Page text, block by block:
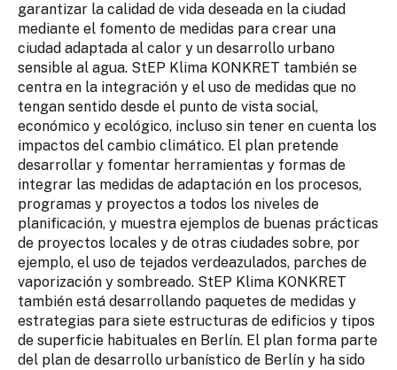
garantizar la calidad de vida deseada en la ciudad
mediante el fomento de medidas para crear una
ciudad adaptada al calor y un desarrollo urbano
sensible al agua. StEP Klima KONKRET también se
centra en la integración y el uso de medidas que no
tengan sentido desde el punto de vista social,
económico y ecológico, incluso sin tener en cuenta los
impactos del cambio climático. El plan pretende
desarrollar y fomentar herramientas y formas de
integrar las medidas de adaptación en los procesos,
programas y proyectos a todos los niveles de
planificación, y muestra ejemplos de buenas prácticas
de proyectos locales y de otras ciudades sobre, por
ejemplo, el uso de tejados verdeazulados, parches de
vaporización y sombreado. StEP Klima KONKRET
también está desarrollando paquetes de medidas y
estrategias para siete estructuras de edificios y tipos
de superficie habituales en Berlín. El plan forma parte
del plan de desarrollo urbanístico de Berlín y ha sido